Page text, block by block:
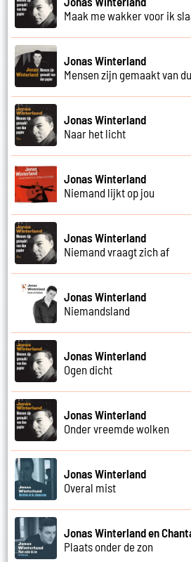
Maak me wakker voor ik
Jonas Winterland
Mensen zijn gemaakt van
Jonas Winterland
Naar het licht
Jonas Winterland
Niemand lijkt op jou
Jonas Winterland
Niemand vraagt zich af
Jonas Winterland
Niemandsland
Jonas Winterland
Ogen dicht
Jonas Winterland
Onder vreemde wolken
Jonas Winterland
Overal mist
Jonas Winterland en
Plaats onder de zon